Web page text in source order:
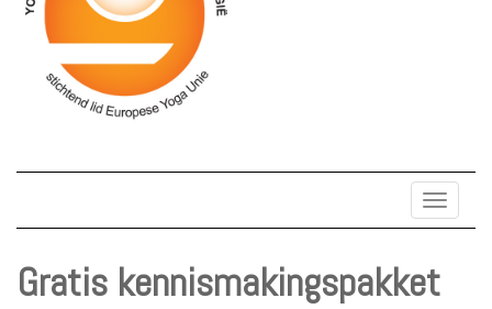
Toggle
Gratis kennismakingspakket